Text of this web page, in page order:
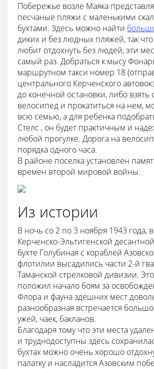
Побережье возле Маяка
песчаные пляжи с маленькими
бухтами. Здесь можно найти
диких и без людных пляжей, так что
любит отдохнуть без людей, эти
самый раз. Добраться к мысу
маршрутном такси номер 18
центрального Керченского
до конечной остановки, либо взять
велосипед и прокатиться на нем,
всю семью, а для ребенка
Стелс , он будет практичным и
любой прогулке. Дорога на
порядка одного часа.
В районе поселка установлен
времен второй мировой войны.
Из истории
В ночь со 2 по 3 ноября 1943 года,
Керченско-Эльтигенской
бухте Голубиная с кораблей
флотилии высадились части 2-й
Таманской стрелковой дивизии.
положил начало боям за
Флора и фауна здешних мест
разнообразная встречается
ужей, чаек, бакланов.
Благодаря тому что эти места
и труднодоступны здесь
бухтах можно очень хорошо
палатку и насладится Азовским